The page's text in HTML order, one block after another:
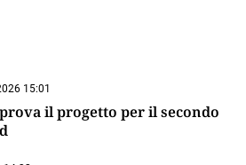
15:01
il progetto per il secondo